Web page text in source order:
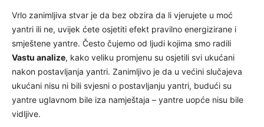
Vrlo zanimljiva stvar je da bez obzira da li vjerujete u moć
yantri ili ne, uvijek ćete osjetiti efekt pravilno energizirane i
smještene yantre. Često čujemo od ljudi kojima smo radili
Vastu analize, kako veliku promjenu su osjetili svi ukućani
nakon postavljanja yantri. Zanimljivo je da u većini slučajeva
ukućani nisu ni bili svjesni o postavljanju yantri, budući su
yantre uglavnom bile iza namještaja – yantre uopće nisu bile
vidljive.